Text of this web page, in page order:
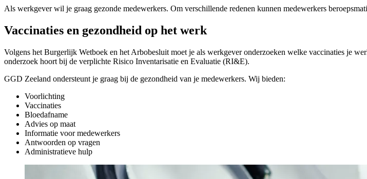
Als werkgever wil je graag gezonde medewerkers. Om verschillende redenen kunnen medewerkers
Vaccinaties en gezondheid op het werk
Volgens het Burgerlijk Wetboek en het Arbobesluit moet je als werkgever onderzoeken welke vaccinaties je
onderzoek hoort bij de verplichte Risico Inventarisatie en Evaluatie (RI&E).
GGD Zeeland ondersteunt je graag bij de gezondheid van je medewerkers. Wij bieden:
Voorlichting
Vaccinaties
Bloedafname
Advies op maat
Informatie voor medewerkers
Antwoorden op vragen
Administratieve hulp